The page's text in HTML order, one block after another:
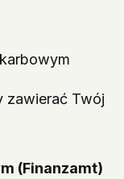
zawierać Twój
(Finanzamt)